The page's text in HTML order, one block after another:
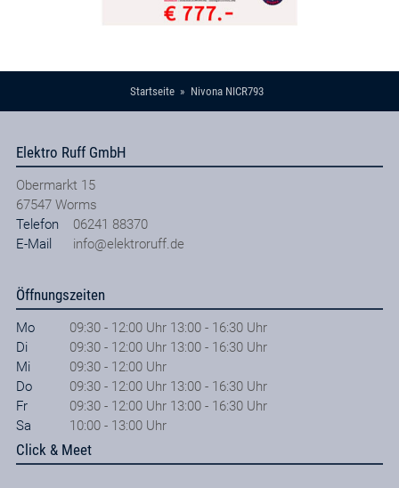
Startseite Nivona NICR793
Elektro Ruff GmbH
Obermarkt 15
67547 Worms
Telefon
06241 88370
E-Mail
info@elektroruff.de
Öffnungszeiten
Mo
09:30 - 12:00 Uhr 13:00 - 16:30 Uhr
Di
09:30 - 12:00 Uhr 13:00 - 16:30 Uhr
Mi
09:30 - 12:00 Uhr
Do
09:30 - 12:00 Uhr 13:00 - 16:30 Uhr
Fr
09:30 - 12:00 Uhr 13:00 - 16:30 Uhr
Sa
10:00 - 13:00 Uhr
Click & Meet